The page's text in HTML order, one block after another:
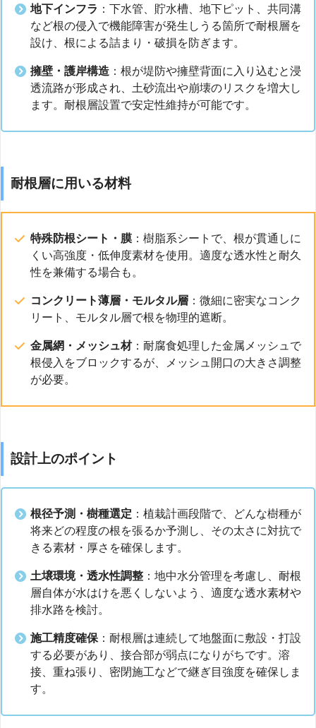
地下インフラ ：下水管、貯水槽、地下ピット、共同溝
など根の侵入で機能障害が発生しうる箇所で耐根層を
設け、根による詰まり・破損を防ぎます。
擁壁・護岸構造 ：根が堤防や擁壁背面に入り込むと浸
透流路が形成され、土砂流出や崩壊のリスクを増大し
ます。耐根層設置で安定性維持が可能です。
耐根層に用いる材料
特殊防根シート・膜 ：樹脂系シートで、根が貫通しに
くい高強度・低伸度素材を使用。適度な透水性と耐久
性を兼備する場合も。
コンクリート薄層・モルタル層 ：微細に密実なコンク
リート、モルタル層で根を物理的遮断。
金属網・メッシュ材：耐腐食処理した金属メッシュで
根侵入をブロックするが、メッシュ開口の大きさ調整
が必要。
設計上のポイント
根径予測・樹種選定 ：植栽計画段階で、どんな樹種が
将来どの程度の根を張るか予測し、その太さに対抗で
きる素材・厚さを確保します。
土壌環境・透水性調整 ：地中水分管理を考慮し、耐根
層自体が水はけを悪くしないよう、適度な透水素材や
排水路を検討。
施工精度確保 ：耐根層は連続して地盤面に敷設・打設
する必要があり、接合部が弱点になりがちです。溶
接、重ね張り、密閉施工などで継ぎ目強度を確保しま
す。